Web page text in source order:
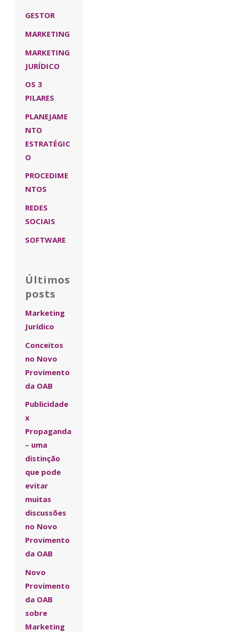
GESTOR
MARKETING
MARKETING
JURÍDICO
OS 3
PILARES
PLANEJAME
NTO
ESTRATÉGIC
O
PROCEDIME
NTOS
REDES
SOCIAIS
SOFTWARE
Últimos
posts
Marketing
Jurídico
Conceitos
no Novo
Provimento
da OAB
Publicidade
x
Propaganda
– uma
distinção
que pode
evitar
muitas
discussões
no Novo
Provimento
da OAB
Novo
Provimento
da OAB
sobre
Marketing